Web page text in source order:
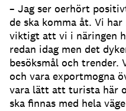
– Jag ser oerhört
de ska komma åt. Vi
viktigt att vi i näringen
redan idag men det
besöksmål och trender.
och vara exportmogna
vara lätt att turista här
ska finnas med hela